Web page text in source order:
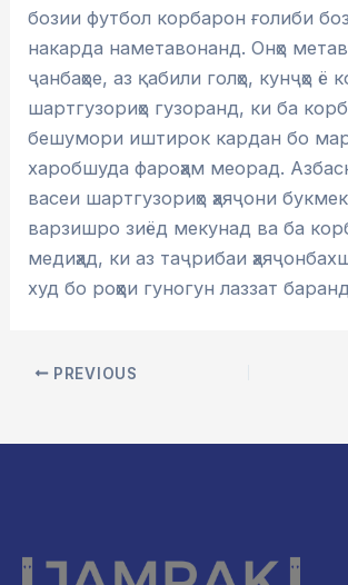
бозии футбол корбарон ғолиби
накарда наметавонанд. Онҳо
ҷанбаҳое, аз қабили голҳо, кунҷҳо ё
шартгузориҳо гузоранд, ки ба
бешумори иштирок кардан бо
харобшуда фароҳам меорад.
васеи шартгузориҳо ҳаяҷони
варзишро зиёд мекунад ва ба
медиҳад, ки аз таҷрибаи
худ бо роҳҳои гуногун лаззат
PREVIOUS